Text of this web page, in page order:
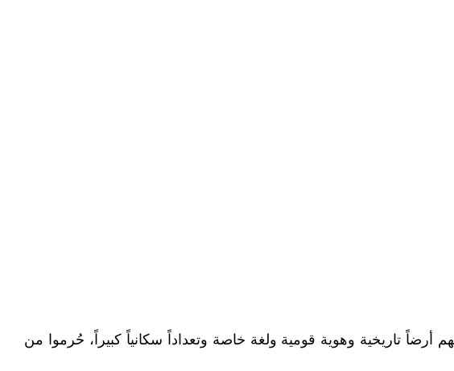
أرضاً تاريخية وهوية قومية ولغة خاصة وتعداداً سكانياً كبيراً، حُرموا من